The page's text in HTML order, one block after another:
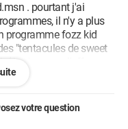
. pourtant j'ai
il n'y a plus
programme fozz kid
"tentacules de sweet
( je n'ose pas l'effacer
m'être apportée.
votre question